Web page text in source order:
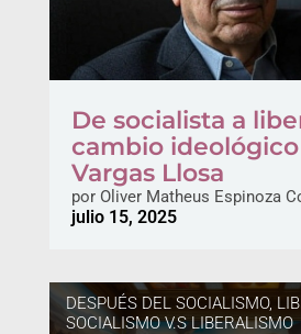
De socialista a
cambio
Vargas Llosa
porOliver Matheus Espinoza
julio 15, 2025
DESPUÉS DEL SOCIALISMO,
SOCIALISMO V.S LIBERALISMO